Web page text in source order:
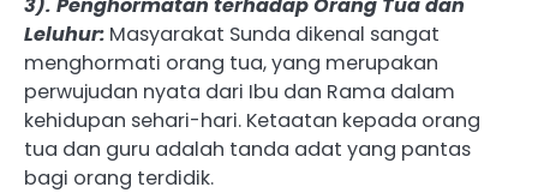
Leluhur: Masyarakat Sunda dikenal sangat
menghormati orang tua, yang merupakan
perwujudan nyata dari Ibu dan Rama dalam
kehidupan sehari-hari. Ketaatan kepada orang
tua dan guru adalah tanda adat yang pantas
bagi orang terdidik.